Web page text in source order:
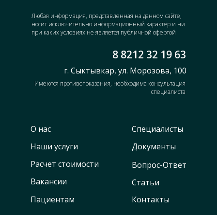
Имеются противопоказания, необходима консультация
специалиста
Специалисты
Документы
Пациентам Контакты
8 8212 32 19 63
г. Сыктывкар, ул. Морозова, 100
Вопрос-Ответ
Статьи
Наши услуги
О нас
Расчет стоимости
Вакансии
Любая информация, представленная на данном сайте,
носит исключительно информационный характер и ни
при каких условиях не является публичной офертой